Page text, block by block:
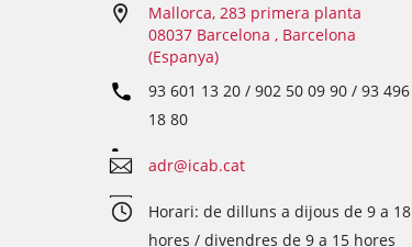
Mallorca, 283 primera planta
08037 Barcelona , Barcelona
(Espanya)
93 601 13 20 / 902 50 09 90 / 93 496
18 80
adr@icab.cat
Horari: de dilluns a dijous de 9 a 18
hores / divendres de 9 a 15 hores